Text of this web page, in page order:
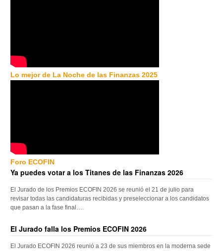
Lo mejor de La Noche de las Finanzas 2025
Foro ECOFIN
Ya puedes votar a los Titanes de las Finanzas 2026
El Jurado de los Premios ECOFIN 2026 se reunió el 21 de julio para
revisar todas las candidaturas recibidas y preseleccionar a los candidatos
que pasan a la fase final….
El Jurado falla los Premios ECOFIN 2026
El Jurado ECOFIN 2026 reunió a 23 de sus miembros en la moderna sede